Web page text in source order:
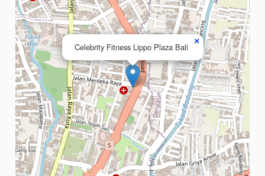
Celebrity Fitness Lippo Plaza Bali
×